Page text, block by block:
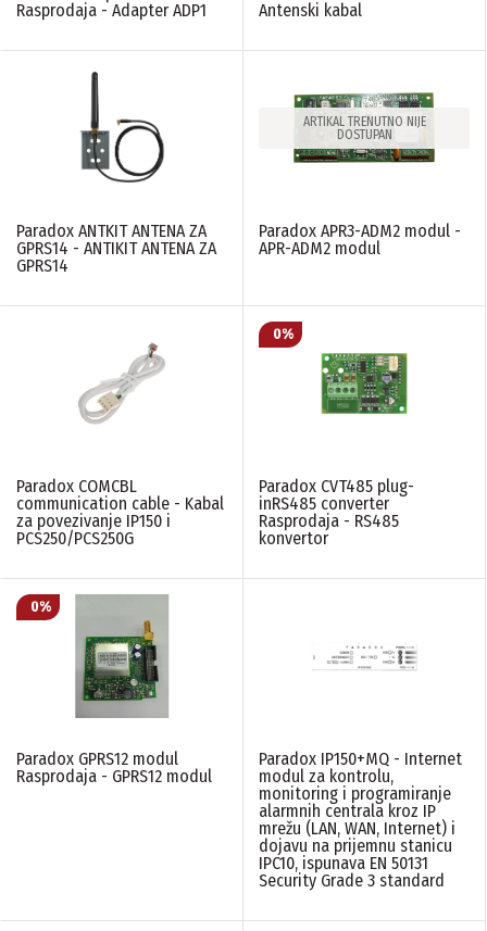
Paradox
(5)
PONIŠTITE SVE FILTERE
Rasprodaja - Adapter ADP1
Antenski kabal
Paradox ANTKIT ANTENA ZA
GPRS14 - ANTIKIT ANTENA ZA
GPRS14
ARTIKAL TRENUTNO NIJE
DOSTUPAN
Paradox APR3-ADM2 modul -
APR-ADM2 modul
Paradox COMCBL
communication cable - Kabal
za povezivanje IP150 i
PCS250/PCS250G
Paradox CVT485 plug-
inRS485 converter
Rasprodaja - RS485
konvertor
Paradox GPRS12 modul
Rasprodaja - GPRS12 modul
Paradox IP150+MQ - Internet
modul za kontrolu,
monitoring i programiranje
alarmnih centrala kroz IP
mrežu (LAN, WAN, Internet) i
dojavu na prijemnu stanicu
IPC10, ispunava EN 50131
Security Grade 3 standard